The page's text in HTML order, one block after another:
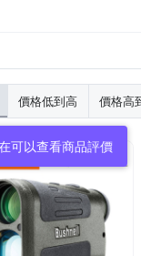
價格低到高 價格高